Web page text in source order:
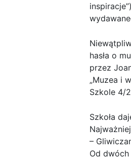
hasła o
przez
„Muzea i
Szkole 4/
Szkoła
–
Od dwóch